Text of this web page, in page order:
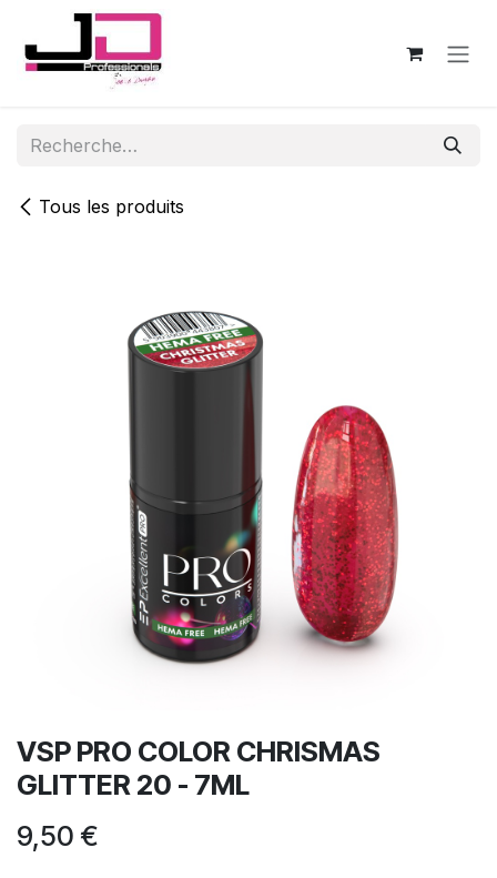
Se rendre au contenu
Tous les produits
VSP PRO COLOR CHRISMAS
GLITTER 20 - 7ML
9,50 €